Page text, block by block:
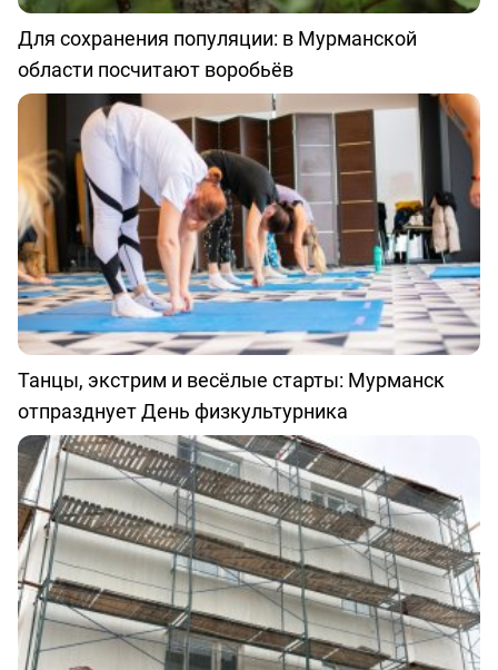
Для сохранения популяции: в Мурманской
области посчитают воробьёв
Танцы, экстрим и весёлые старты: Мурманск
отпразднует День физкультурника